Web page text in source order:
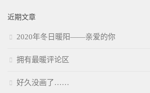
近期文章
2020年冬日暖阳——亲爱的你
拥有最暖评论区
好久没画了……